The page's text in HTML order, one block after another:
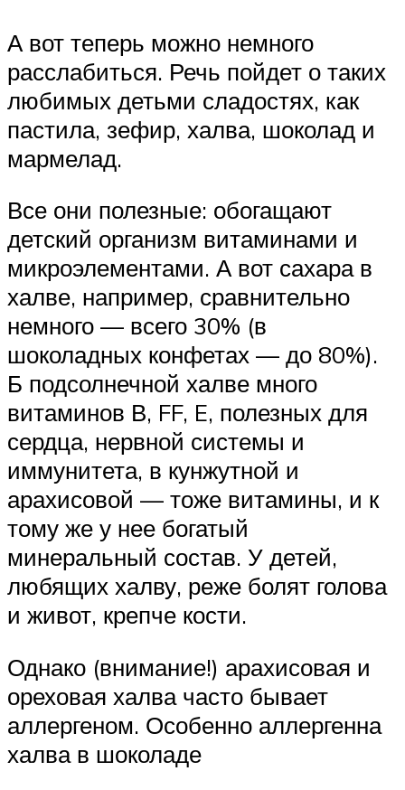
А вот теперь можно немного
расслабиться. Речь пойдет о таких
любимых детьми сладостях, как
пастила, зефир, халва, шоколад и
мармелад.
Все они полезные: обогащают
детский организм витаминами и
микроэлементами. А вот сахара в
халве, например, сравнительно
немного — всего 30% (в
шоколадных конфетах — до 80%).
Б подсолнечной халве много
витаминов В, FF, E, полезных для
сердца, нервной системы и
иммунитета, в кунжутной и
арахисовой — тоже витамины, и к
тому же у нее богатый
минеральный состав. У детей,
любящих халву, реже болят голова
и живот, крепче кости.
Однако (внимание!) арахисовая и
ореховая халва часто бывает
аллергеном. Особенно аллергенна
халва в шоколаде